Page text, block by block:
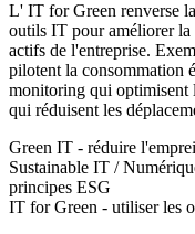
L' IT for Green renverse
outils IT pour améliorer la
actifs de l'entreprise.
pilotent la consommation
monitoring qui optimisent
qui réduisent les
Green IT - réduire
Sustainable IT /
principes ESG
IT for Green - utiliser les